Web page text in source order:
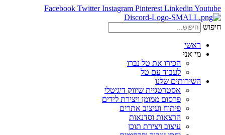
Facebook Twitter Instagram Pinterest Linkedin Youtube
חיפוש
ראשי
מי אני
הכירו את טל נברו
לעבוד עם טל
השירותים שלנו
אסטרטגיית שיווק דיגיטלי
פרסום ממומן ויצירת לידים
פיתוח ועיצוב אתרים
הרצאות וסדנאות
עיצוב ויצירת תוכן